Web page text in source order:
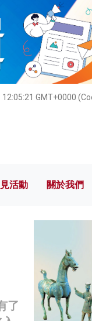
GMT+0000
灼見活動 關於
活動 關於我們
了